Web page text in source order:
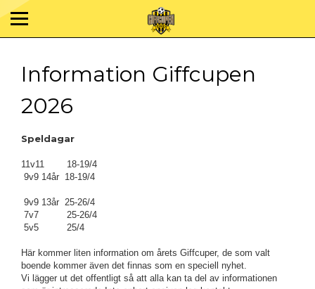
Information Giffcupen
2026
Speldagar
11v11 18-19/4
9v9 14år 18-19/4
9v9 13år 25-26/4
7v7 25-26/4
5v5 25/4
Här kommer liten information om årets Giffcuper, de som valt
boende kommer även det finnas som en speciell nyhet.
Vi lägger ut det offentligt så att alla kan ta del av informationen